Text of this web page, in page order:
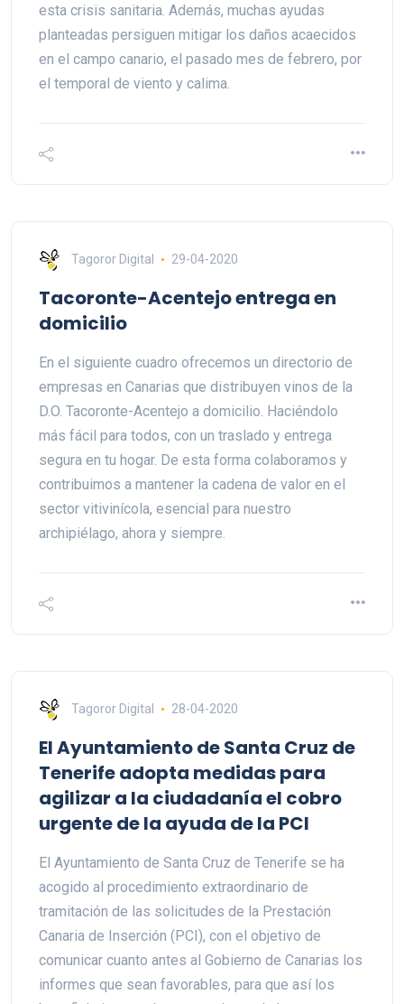
esta crisis sanitaria. Además, muchas ayudas
planteadas persiguen mitigar los daños acaecidos
en el campo canario, el pasado mes de febrero, por
el temporal de viento y calima.
Tagoror Digital 29-04-2020
Tacoronte-Acentejo entrega en
domicilio
En el siguiente cuadro ofrecemos un directorio de
empresas en Canarias que distribuyen vinos de la
D.O. Tacoronte-Acentejo a domicilio. Haciéndolo
más fácil para todos, con un traslado y entrega
segura en tu hogar. De esta forma colaboramos y
contribuimos a mantener la cadena de valor en el
sector vitivinícola, esencial para nuestro
archipiélago, ahora y siempre.
Tagoror Digital 28-04-2020
El Ayuntamiento de Santa Cruz de
Tenerife adopta medidas para
agilizar a la ciudadanía el cobro
urgente de la ayuda de la PCI
El Ayuntamiento de Santa Cruz de Tenerife se ha
acogido al procedimiento extraordinario de
tramitación de las solicitudes de la Prestación
Canaria de Inserción (PCI), con el objetivo de
comunicar cuanto antes al Gobierno de Canarias los
informes que sean favorables, para que así los